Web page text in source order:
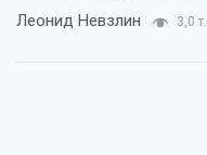
Леонид Невзлин 3,0 т.